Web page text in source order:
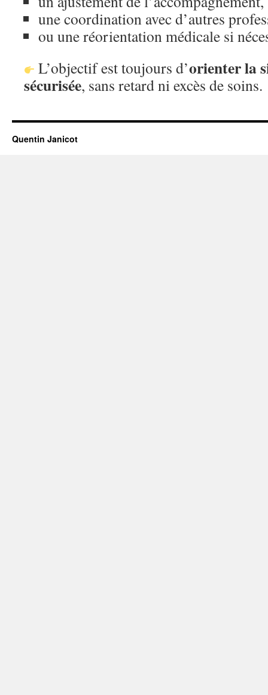
une coordination avec d’autres
ou une réorientation médicale si
L’objectif est toujours d’orienter la
sécurisée, sans retard ni excès de soins.
Quentin Janicot